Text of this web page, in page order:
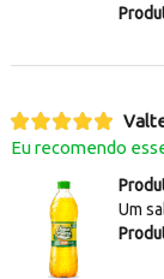
Eu recomendo
Um